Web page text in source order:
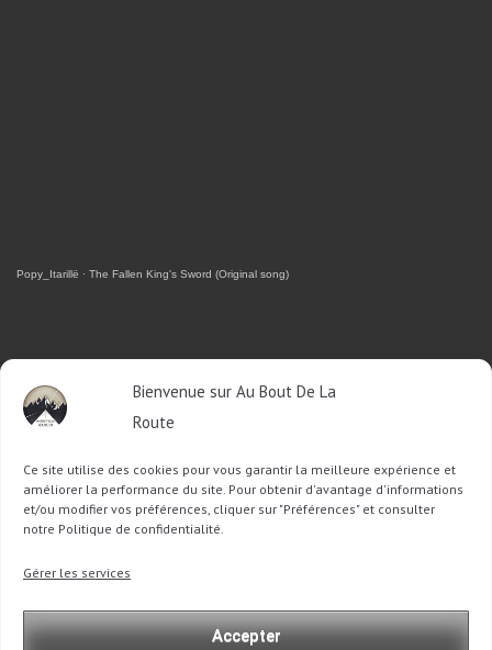
Bienvenue sur Au Bout De La
Route
Ce site utilise des cookies pour vous garantir la meilleure expérience et
améliorer la performance du site. Pour obtenir d'avantage d'informations
et/ou modifier vos préférences, cliquer sur "Préférences" et consulter
notre Politique de confidentialité.
Gérer les services
Accepter
Popy_Itarillë · The Fallen King's Sword (Original song)
RETROUVEZ-MOI SUR FACEBOOK
OU SUR TWITTER
Follow @Sophie_ABDLRTweet to @Sophie_ABDLR
: